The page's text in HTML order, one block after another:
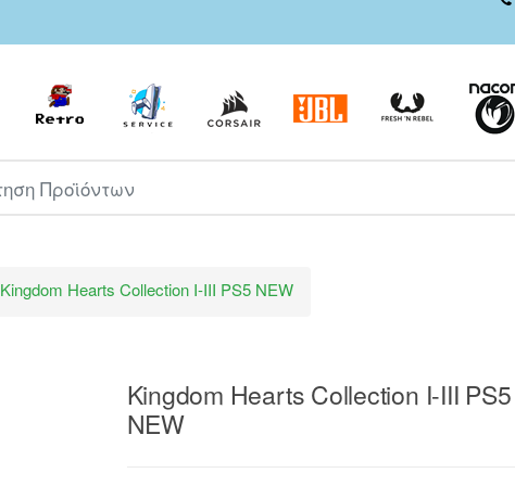
Kingdom Hearts Collection I-III PS5 NEW
Kingdom Hearts Collection I-III PS5
NEW